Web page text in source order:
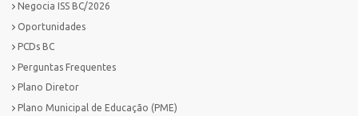
Negocia ISS BC/2026
Oportunidades
PCDs BC
Perguntas Frequentes
Plano Diretor
Plano Municipal de Educação (PME)